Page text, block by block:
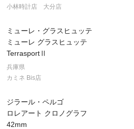
小林時計店 大分店
ミューレ・グラスヒュッテ
ミューレ グラスヒュッテ
TerrasportⅡ
兵庫県
カミネ Bis店
ジラール・ペルゴ
ロレアート クロノグラフ
42mm